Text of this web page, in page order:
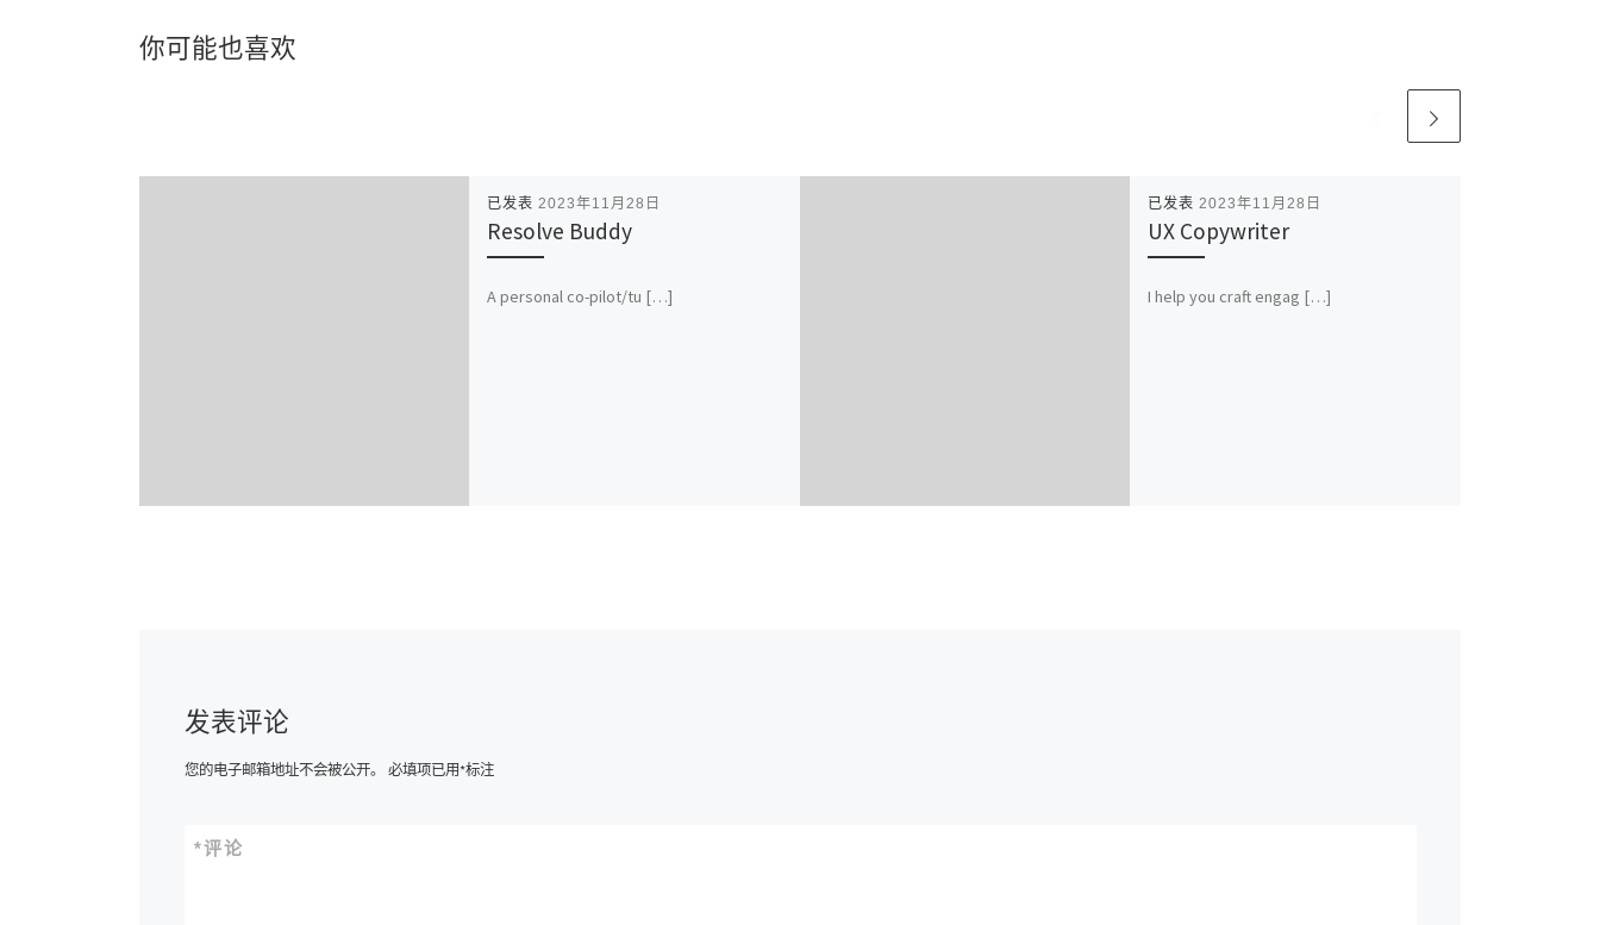
你可能也喜欢
已发表 2023年11月28日
Resolve Buddy
A personal co-pilot/tu […]
已发表 2023年11月28日
UX Copywriter
I help you craft engag […]
发表评论
您的电子邮箱地址不会被公开。 必填项已用*标注
评论
*